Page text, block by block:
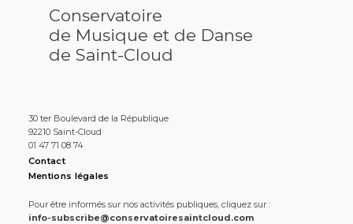
Conservatoire
de Musique et de Danse
de Saint-Cloud
30 ter Boulevard de la République
92210 Saint-Cloud
01 47 71 08 74
Contact
Mentions légales
Pour être informés sur nos activités publiques, cliquez sur :
info-subscribe@conservatoiresaintcloud.com